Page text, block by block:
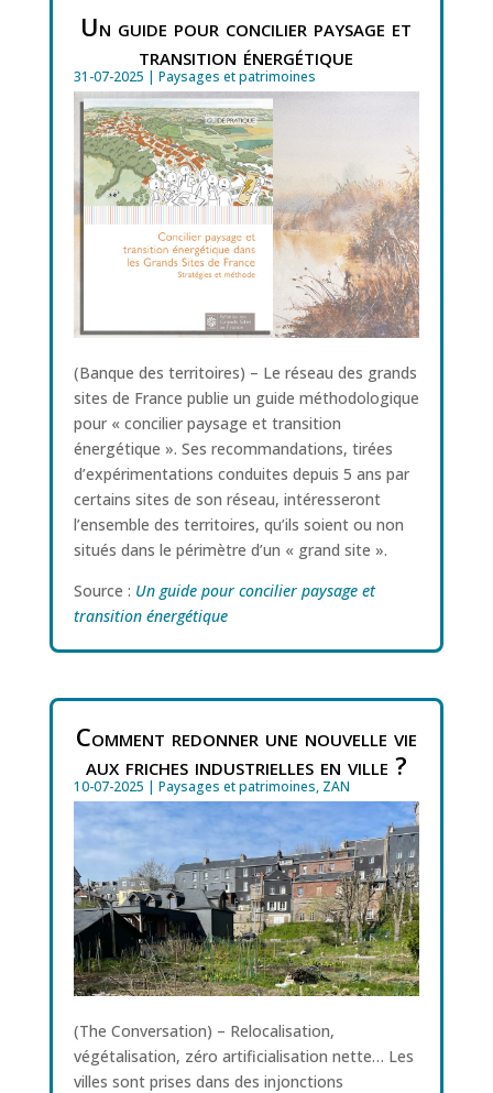
Un guide pour concilier paysage et
transition énergétique
31-07-2025 | Paysages et patrimoines
(Banque des territoires) – Le réseau des grands
sites de France publie un guide méthodologique
pour « concilier paysage et transition
énergétique ». Ses recommandations, tirées
d’expérimentations conduites depuis 5 ans par
certains sites de son réseau, intéresseront
l’ensemble des territoires, qu’ils soient ou non
situés dans le périmètre d’un « grand site ».
Source : Un guide pour concilier paysage et
transition énergétique
Comment redonner une nouvelle vie
aux friches industrielles en ville ?
10-07-2025 | Paysages et patrimoines, ZAN
(The Conversation) – Relocalisation,
végétalisation, zéro artificialisation nette… Les
villes sont prises dans des injonctions